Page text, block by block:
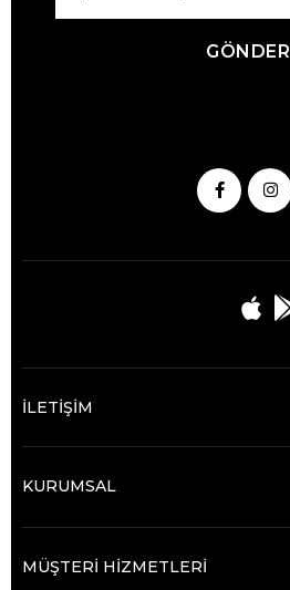
GÖNDER
İLETİŞİM
KURUMSAL
MÜŞTERİ HİZMETLERİ